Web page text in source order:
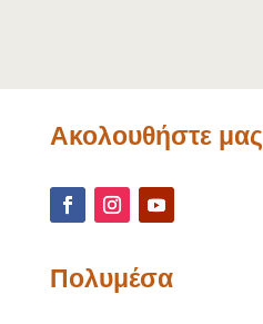
Ακολουθήστε μας
Πολυμέσα